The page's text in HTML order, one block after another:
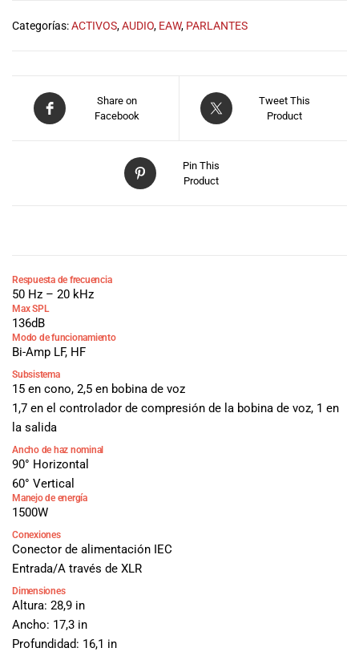
Import Music
Categorías:ACTIVOS,AUDIO, EAW, PARLANTES
Share on
Facebook
Tweet This
Product
Pin This
Product
Respuesta de frecuencia
50 Hz – 20 kHz
Max SPL
136dB
Modo de funcionamiento
Bi-Amp LF, HF
Subsistema
15 en cono, 2,5 en bobina de voz
1,7 en el controlador de compresión de la bobina de voz, 1 en
la salida
Ancho de haz nominal
90° Horizontal
60° Vertical
Manejo de energía
1500W
Conexiones
Conector de alimentación IEC
Entrada/A través de XLR
Dimensiones
Altura: 28,9 in
Ancho: 17,3 in
Profundidad: 16,1 in